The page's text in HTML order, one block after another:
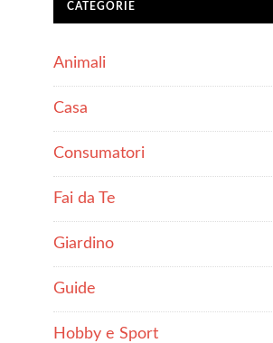
CATEGORIE
Animali
Casa
Consumatori
Fai da Te
Giardino
Guide
Hobby e Sport